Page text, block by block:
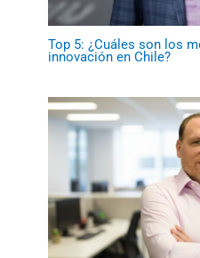
Top 5: ¿Cuáles son los
innovación en Chile?